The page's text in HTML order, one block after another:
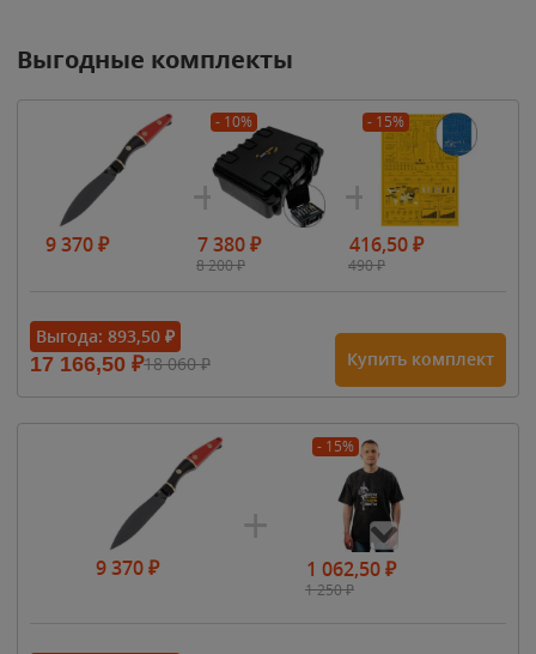
Выгодные комплекты
9 370₽
- 10%
7 380₽
8 200₽
- 15%
416,50₽
490₽
Выгода: 893,50 ₽
17 166,50 ₽18 060₽ Купить комплект
9 370₽
- 15%
1 062,50₽
1 250₽